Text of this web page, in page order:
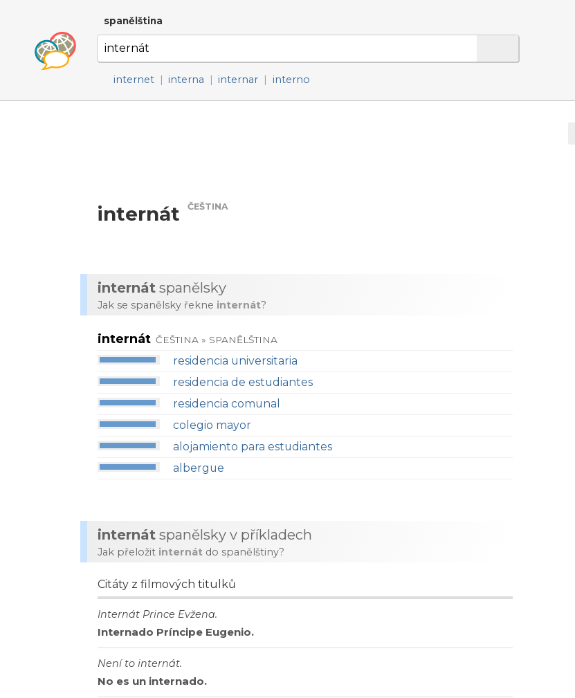
spanělština
internet | interna | internar | interno
internát ČEŠTINA
internát spanělsky
Jak se spanělsky řekne internát?
internát ČEŠTINA » SPANĚLŠTINA
residencia universitaria
residencia de estudiantes
residencia comunal
colegio mayor
alojamiento para estudiantes
albergue
internát spanělsky v příkladech
Jak přeložit internát do spanělštiny?
Citáty z filmových titulků
Internát Prince Evžena.
Internado Príncipe Eugenio.
Není to internát.
No es un internado.